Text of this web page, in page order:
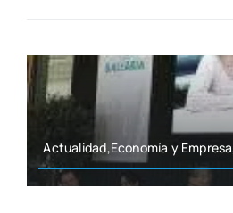
Actualidad,Economía y